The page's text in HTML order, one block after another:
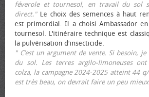
féverole et tournesol, en travail du sol
direct."Le choix des semences à haut
est primordial. Il a choisi Ambassador
tournesol. L'itinéraire technique est
la pulvérisation d'insecticide.
" C’est un argument de vente. Si besoin, je
du sol. Les terres argilo-limoneuses
colza, la campagne 2024-2025 atteint 44
est très beau, on devrait faire un peu